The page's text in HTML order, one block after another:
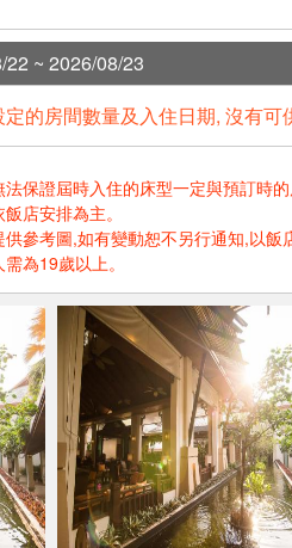
~ 2026/08/23
定的房間數量及入住日期, 沒有
保證屆時入住的床型一定與預訂時
店安排為主。
參考圖,如有變動恕不另行通知,以飯
為19歲以上。